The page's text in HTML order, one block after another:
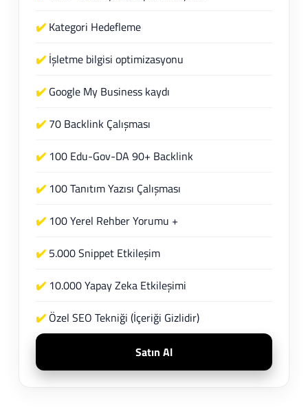
✔️ Kategori Hedefleme
✔️ İşletme bilgisi optimizasyonu
✔️ Google My Business kaydı
✔️ 70 Backlink Çalışması
✔️ 100 Edu-Gov-DA 90+ Backlink
✔️ 100 Tanıtım Yazısı Çalışması
✔️ 100 Yerel Rehber Yorumu +
✔️ 5.000 Snippet Etkileşim
✔️ 10.000 Yapay Zeka Etkileşimi
✔️ Özel SEO Tekniği (İçeriği Gizlidir)
Satın Al